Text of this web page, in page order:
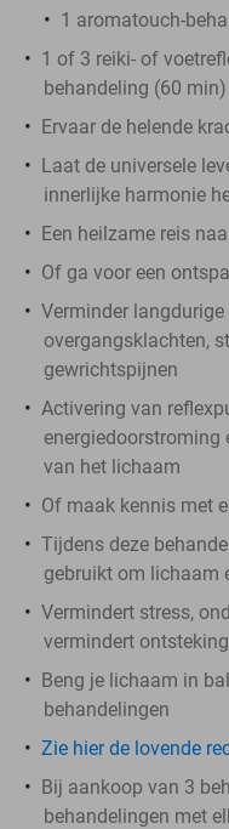
1 aromatouch-
1 of 3 reiki- of
behandeling (60 min)
Ervaar de helende
Laat de universele
innerlijke harmonie
Een heilzame reis
Of ga voor een
Verminder
overgangsklachten,
gewrichtspijnen
Activering van
energiedoorstroming
van het lichaam
Of maak kennis met
Tijdens deze
gebruikt om lichaam
Vermindert stress,
vermindert ontsteking
Beng je lichaam in
behandelingen
Zie hier de lovende
Bij aankoop van 3
behandelingen met